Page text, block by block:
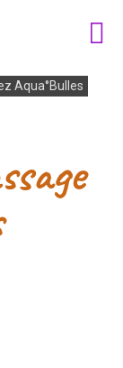
Aqua°Bulles